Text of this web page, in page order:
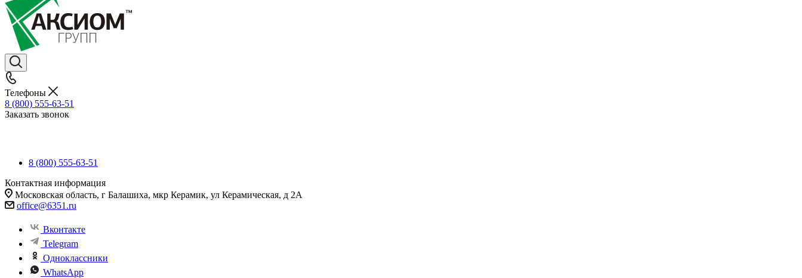
Телефоны
8 (800) 555-63-51
Заказать звонок
8 (800) 555-63-51
Контактная информация
Московская область, г Балашиха, мкр Керамик, ул Керамическая, д 2А
office@6351.ru
Вконтакте
Telegram
Одноклассники
WhatsApp